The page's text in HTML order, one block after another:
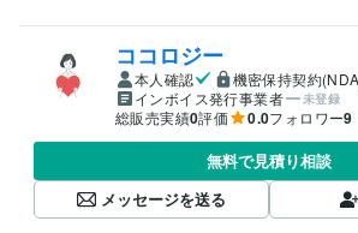
ココロジー
本人確認
機密保持契約
インボイス発行事業者
未登録
総販売実績0評価 0.0フォロワー9
無料で見積り相談
メッセージを送る